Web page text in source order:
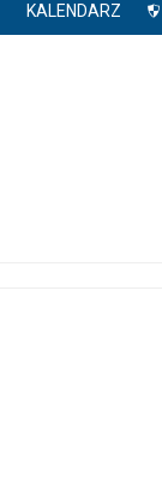
KALENDARZ